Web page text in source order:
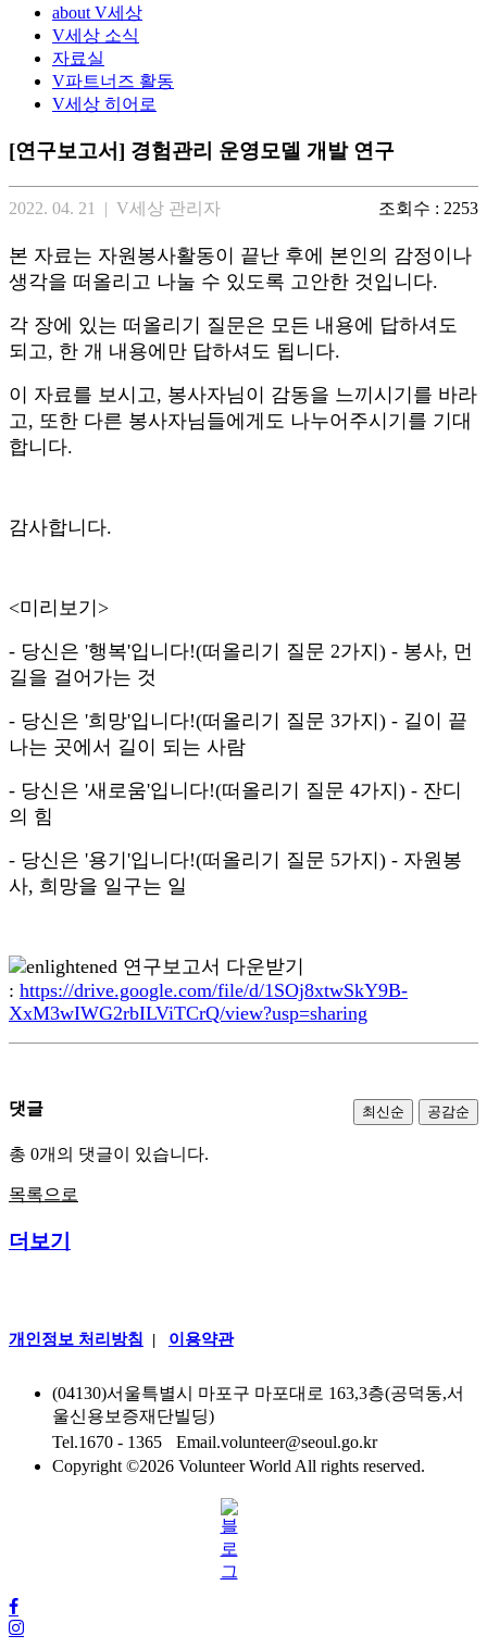
about V세상
V세상 소식
자료실
V파트너즈 활동
V세상 히어로
[연구보고서] 경험관리 운영모델 개발 연구
2022. 04. 21 | V세상 관리자 조회수 : 2253
본 자료는 자원봉사활동이 끝난 후에 본인의 감정이나
생각을 떠올리고 나눌 수 있도록 고안한 것입니다.
각 장에 있는 떠올리기 질문은 모든 내용에 답하셔도
되고, 한 개 내용에만 답하셔도 됩니다.
이 자료를 보시고, 봉사자님이 감동을 느끼시기를 바라
고, 또한 다른 봉사자님들에게도 나누어주시기를 기대
합니다.
감사합니다.
<미리보기>
- 당신은 '행복'입니다!(떠올리기 질문 2가지) - 봉사, 먼
길을 걸어가는 것
- 당신은 '희망'입니다!(떠올리기 질문 3가지) - 길이 끝
나는 곳에서 길이 되는 사람
- 당신은 '새로움'입니다!(떠올리기 질문 4가지) - 잔디
의 힘
- 당신은 '용기'입니다!(떠올리기 질문 5가지) - 자원봉
사, 희망을 일구는 일
연구보고서 다운받기
: https://drive.google.com/file/d/1SOj8xtwSkY9B-
XxM3wIWG2rbILViTCrQ/view?usp=sharing
댓글 최신순 공감순
총 0개의 댓글이 있습니다.
목록으로
더보기
개인정보 처리방침 | 이용약관
(04130)서울특별시 마포구 마포대로 163,3층(공덕동,서
울신용보증재단빌딩)
Tel.1670 - 1365
Email.volunteer@seoul.go.kr
Copyright ©2026 Volunteer World All rights reserved.